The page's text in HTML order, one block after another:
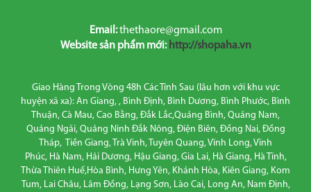
Email:thethaore@gmail.com
Website sản phẩm mới: http://shopaha.vn
Giao Hàng Trong Vòng 48h Các Tỉnh Sau (lâu hơn với khu vực
huyện xã xa): An Giang, , Bình Định, Bình Dương, Bình Phước, Bình
Thuận, Cà Mau, Cao Bằng, Đắk Lắc,Quảng Bình, Quảng Nam,
Quảng Ngãi, Quảng Ninh Đắk Nông, Điện Biên, Đồng Nai, Đồng
Tháp, Tiền Giang, Trà Vinh, Tuyên Quang, Vĩnh Long, Vĩnh
Phúc, Hà Nam, Hải Dương, Hậu Giang, Gia Lai, Hà Giang, Hà Tĩnh,
Thừa Thiên Huế,Hòa Bình, Hưng Yên, Khánh Hòa, Kiên Giang, Kom
Tum, Lai Châu, Lâm Đồng, Lạng Sơn, Lào Cai, Long An, Nam Định,